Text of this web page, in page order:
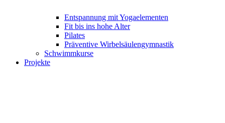
Entspannung mit Yogaelementen
Fit bis ins hohe Alter
Pilates
Präventive Wirbelsäulengymnastik
Schwimmkurse
Projekte